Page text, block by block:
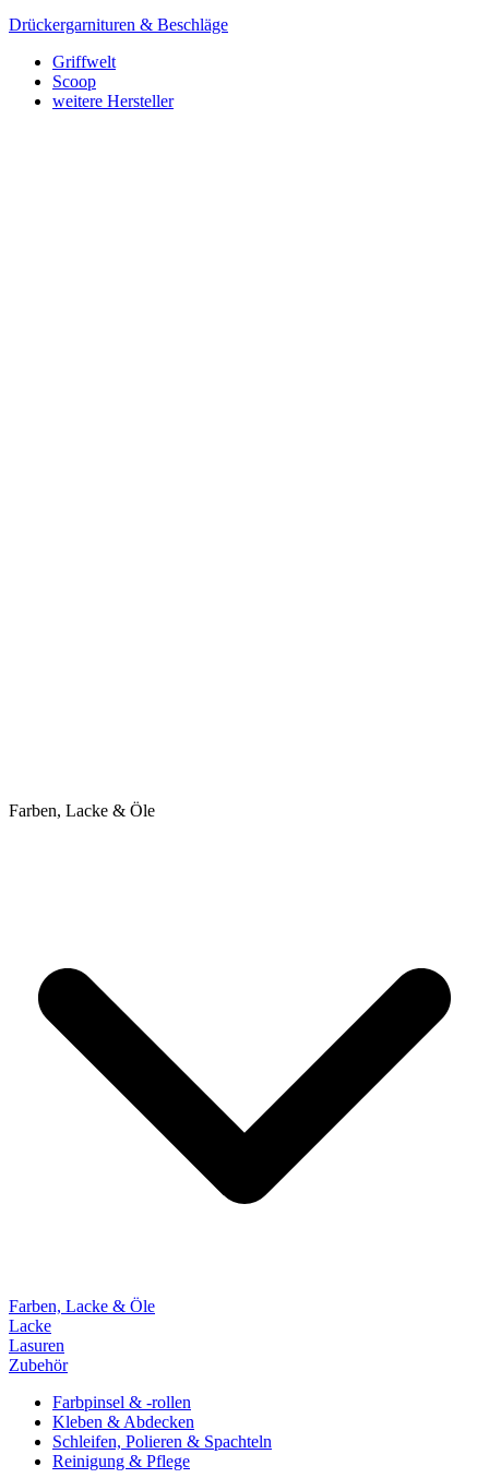
Drückergarnituren & Beschläge
Griffwelt
Scoop
weitere Hersteller
Farben, Lacke & Öle
Farben, Lacke & Öle
Lacke
Lasuren
Zubehör
Farbpinsel & -rollen
Kleben & Abdecken
Schleifen, Polieren & Spachteln
Reinigung & Pflege